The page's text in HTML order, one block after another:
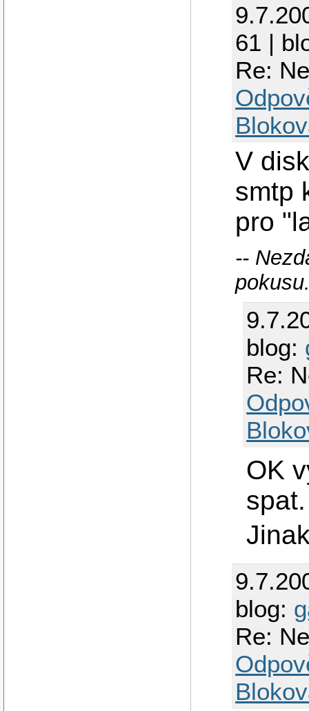
61 |
Re:
V
smtp
pro
--
blog:
Re:
OK
blog:
Re: